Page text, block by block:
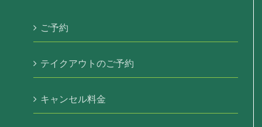
ご予約
テイクアウトのご予約
キャンセル料金